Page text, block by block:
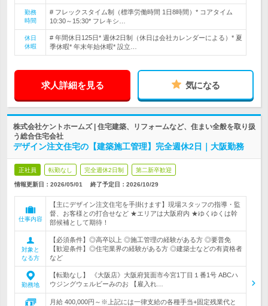
勤務
時間
# フレックスタイム制（標準労働時間 1日8時間）* コアタイム
10:30～15:30* フレキシ…
休日
休暇
# 年間休日125日* 週休2日制（休日は会社カレンダーによる）* 夏
季休暇* 年末年始休暇* 設立…
求人詳細を見る 気になる
株式会社ケントホームズ | 住宅建築、リフォームなど、住まい全般を取り扱
う総合住宅会社
デザイン注文住宅の【建築施工管理】完全週休2日｜大阪勤務
正社員 転勤なし 完全週休2日制 第二新卒歓迎
情報更新日：2026/05/01 終了予定日： 2026/10/29
仕事内容
【主にデザイン注文住宅を手掛けます】現場スタッフの指導・監
督、お客様との打合せなど ★エリアは大阪府内 ★ゆくゆくは幹
部候補として期待！
対象と
なる方
【必須条件】◎高卒以上 ◎施工管理の経験がある方 ◎要普免
【歓迎条件】◎住宅業界の経験がある方 ◎建築士などの有資格者
など
勤務地
【転勤なし】 《大阪店》大阪府箕面市今宮1丁目１番1号 ABCハ
ウジングウェルビーみのお 【雇入れ…
月給 400,000円～※上記には一律支給の各種手当+固定残業代と